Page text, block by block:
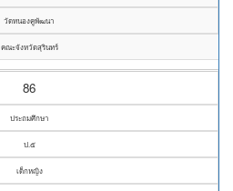
วัดหนองคูพัฒนา
คณะจังหวัดสุรินทร์
86
ประถมศึกษา
ป.๕
เด็กหญิง